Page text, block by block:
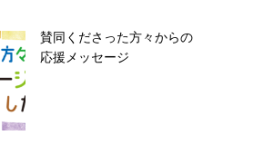
賛同くださった方々からの
応援メッセージ